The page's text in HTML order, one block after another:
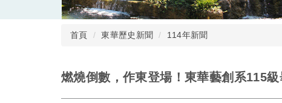
首頁 東華歷史新聞 114年新聞
燃燒倒數，作東登場！東華藝創系115